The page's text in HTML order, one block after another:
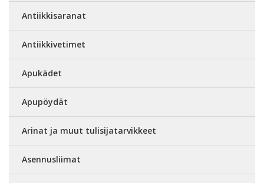
Antiikkisaranat
Antiikkivetimet
Apukädet
Apupöydät
Arinat ja muut tulisijatarvikkeet
Asennusliimat